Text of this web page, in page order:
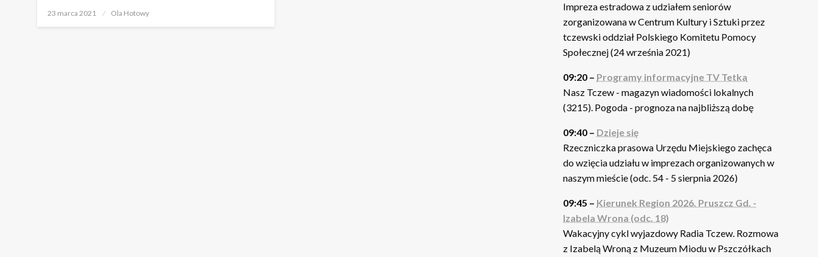
Opublikowane
23 marca 2021 Ola Hotowy
Impreza estradowa z udziałem seniorów
zorganizowana w Centrum Kultury i Sztuki przez
tczewski oddział Polskiego Komitetu Pomocy
Społecznej (24 września 2021)
09:20 – Programy informacyjne TV Tetka
Nasz Tczew - magazyn wiadomości lokalnych
(3215). Pogoda - prognoza na najbliższą dobę
09:40 – Dzieje się
Rzeczniczka prasowa Urzędu Miejskiego zachęca
do wzięcia udziału w imprezach organizowanych w
naszym mieście (odc. 54 - 5 sierpnia 2026)
09:45 – Kierunek Region 2026. Pruszcz Gd. -
Izabela Wrona (odc. 18)
Wakacyjny cykl wyjazdowy Radia Tczew. Rozmowa
z Izabelą Wroną z Muzeum Miodu w Pszczółkach